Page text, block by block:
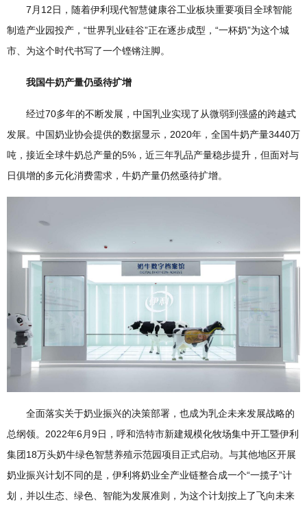
7月12日，随着伊利现代智慧健康谷工业板块重要项目全球智能
制造产业园投产，“世界乳业硅谷”正在逐步成型，“一杯奶”为这个城
市、为这个时代书写了一个铿锵注脚。
我国牛奶产量仍亟待扩增
经过70多年的不断发展，中国乳业实现了从微弱到强盛的跨越式
发展。中国奶业协会提供的数据显示，2020年，全国牛奶产量3440万
吨，接近全球牛奶总产量的5%，近三年乳品产量稳步提升，但面对与
日俱增的多元化消费需求，牛奶产量仍然亟待扩增。
全面落实关于奶业振兴的决策部署，也成为乳企未来发展战略的
总纲领。2022年6月9日，呼和浩特市新建规模化牧场集中开工暨伊利
集团18万头奶牛绿色智慧养殖示范园项目正式启动。与其他地区开展
奶业振兴计划不同的是，伊利将奶业全产业链整合成一个“一揽子”计
划，并以生态、绿色、智能为发展准则，为这个计划按上了飞向未来